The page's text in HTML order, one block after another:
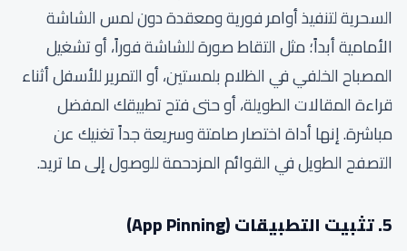
السحرية لتنفيذ أوامر فورية ومعقدة دون لمس الشاشة
الأمامية أبداً؛ مثل التقاط صورة للشاشة فوراً، أو تشغيل
المصباح الخلفي في الظلام بلمستين، أو التمرير للأسفل أثناء
قراءة المقالات الطويلة، أو حتى فتح تطبيقك المفضل
مباشرة. إنها أداة اختصار صامتة وسريعة جداً تغنيك عن
التصفح الطويل في القوائم المزدحمة للوصول إلى ما تريد.
5. تثبيت التطبيقات (App Pinning)